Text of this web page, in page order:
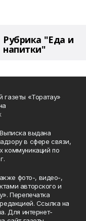
Рубрика "Еда и
напитки"
«Торатау»
выдана
в сфере связи,
коммуникаций по
фото-, видео-,
авторского и
Перепечатка
Ссылка на
Для интернет-